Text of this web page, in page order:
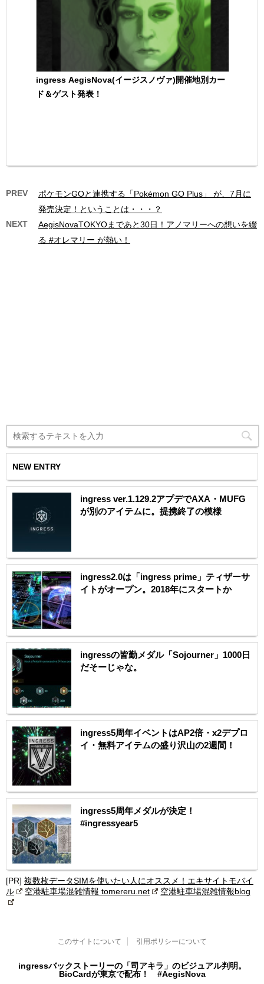
ingress AegisNova(イージスノヴァ)開催地別カー
ド＆ゲスト発表！
PREV
ポケモンGOと連携する「Pokémon GO Plus」 が、7月に
発売決定！ということは・・・？
NEXT
AegisNovaTOKYOまであと30日！アノマリーへの想いを綴
る #オレマリー が熱い！
NEW ENTRY
ingress ver.1.129.2アプデでAXA・MUFG
が別のアイテムに。提携終了の模様
ingress2.0は「ingress prime」ティザーサ
イトがオープン。2018年にスタートか
ingressの皆勤メダル「Sojourner」1000日
だそーじゃな。
ingress5周年イベントはAP2倍・x2デプロ
イ・無料アイテムの盛り沢山の2週間！
ingress5周年メダルが決定！
#ingressyear5
[PR] 複数枚データSIMを使いたい人にオススメ！エキサイトモバイ
ル
空港駐車場混雑情報 tomereru.net 空港駐車場混雑情報blog
このサイトについて 引用ポリシーについて
ingressバックストーリーの「司アキラ」のビジュアル判明。
BioCardが東京で配布！ #AegisNova